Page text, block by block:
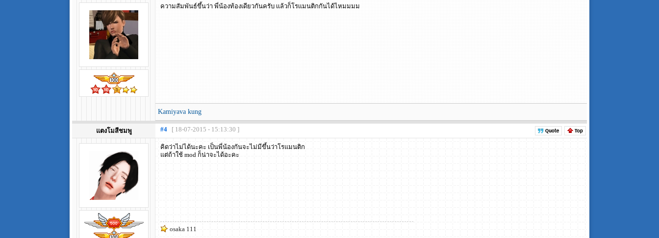
ความสัมพันธ์ขึ้นว่า พี่น้องท้องเดียวกันครับ เเล้วก็โรเเมนติกกันได้ไหมมมม
Kamiyava kung
แตงโมสีชมพู #4 [ 18-07-2015 - 15:13:30 ]
คิดว่าไม่ได้นะคะ เป็นพี่น้องกันจะไม่มีขึ้นว่าโรแมนติก
แต่ถ้าใช้ mod ก็น่าจะได้อะคะ
osaka 111